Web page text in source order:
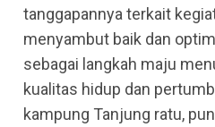
tanggapannya terkait
menyambut baik dan
sebagai langkah maju
kualitas hidup dan
kampung Tanjung ratu,